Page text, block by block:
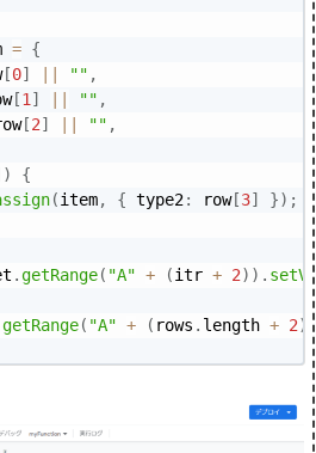
= {
[0] "" ,
[1] "" ,
[2] "" ,
)
{
(item, { type2: row[3] }) ;
.getRange( "A" + (itr + 2) ) .
getRange( "A" + ( rows . length + 2)